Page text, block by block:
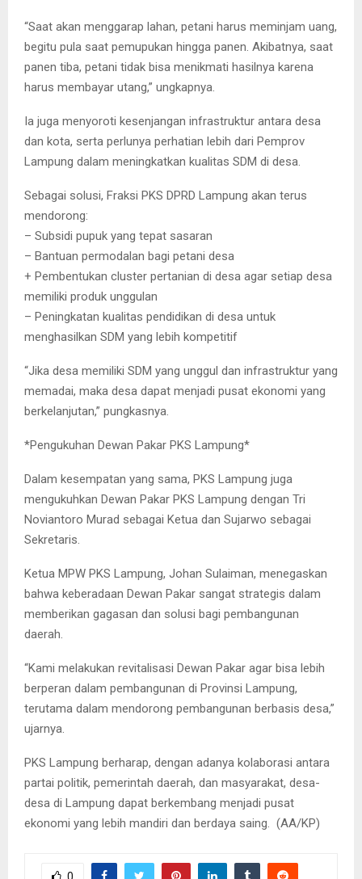
“Saat akan menggarap lahan, petani harus meminjam uang,
begitu pula saat pemupukan hingga panen. Akibatnya, saat
panen tiba, petani tidak bisa menikmati hasilnya karena
harus membayar utang,” ungkapnya.
Ia juga menyoroti kesenjangan infrastruktur antara desa
dan kota, serta perlunya perhatian lebih dari Pemprov
Lampung dalam meningkatkan kualitas SDM di desa.
Sebagai solusi, Fraksi PKS DPRD Lampung akan terus
mendorong:
– Subsidi pupuk yang tepat sasaran
– Bantuan permodalan bagi petani desa
+ Pembentukan cluster pertanian di desa agar setiap desa
memiliki produk unggulan
– Peningkatan kualitas pendidikan di desa untuk
menghasilkan SDM yang lebih kompetitif
“Jika desa memiliki SDM yang unggul dan infrastruktur yang
memadai, maka desa dapat menjadi pusat ekonomi yang
berkelanjutan,” pungkasnya.
*Pengukuhan Dewan Pakar PKS Lampung*
Dalam kesempatan yang sama, PKS Lampung juga
mengukuhkan Dewan Pakar PKS Lampung dengan Tri
Noviantoro Murad sebagai Ketua dan Sujarwo sebagai
Sekretaris.
Ketua MPW PKS Lampung, Johan Sulaiman, menegaskan
bahwa keberadaan Dewan Pakar sangat strategis dalam
memberikan gagasan dan solusi bagi pembangunan
daerah.
“Kami melakukan revitalisasi Dewan Pakar agar bisa lebih
berperan dalam pembangunan di Provinsi Lampung,
terutama dalam mendorong pembangunan berbasis desa,”
ujarnya.
PKS Lampung berharap, dengan adanya kolaborasi antara
partai politik, pemerintah daerah, dan masyarakat, desa-
desa di Lampung dapat berkembang menjadi pusat
ekonomi yang lebih mandiri dan berdaya saing. (AA/KP)
0